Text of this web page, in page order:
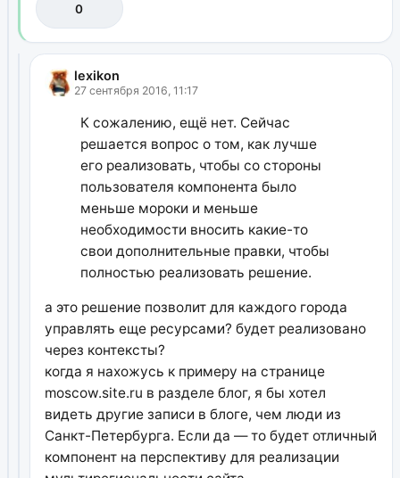
0
lexikon
27 сентября 2016, 11:17
К сожалению, ещё нет. Сейчас
решается вопрос о том, как лучше
его реализовать, чтобы со стороны
пользователя компонента было
меньше мороки и меньше
необходимости вносить какие-то
свои дополнительные правки, чтобы
полностью реализовать решение.
а это решение позволит для каждого города
управлять еще ресурсами? будет реализовано
через контексты?
когда я нахожусь к примеру на странице
moscow.site.ru в разделе блог, я бы хотел
видеть другие записи в блоге, чем люди из
Санкт-Петербурга. Если да — то будет отличный
компонент на перспективу для реализации